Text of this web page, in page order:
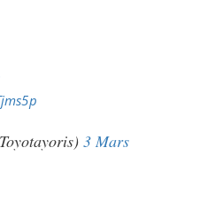
3 Mars